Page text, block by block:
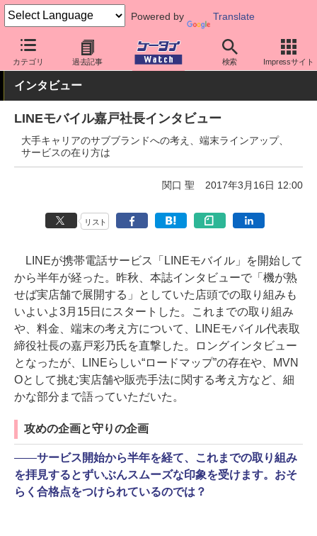
Powered by Translate
カテゴリ 過去記事 検索 Impressサイト
ケータイ Watch 格安スマホ/格安SIM 格安SIM/MVNO LINEモ
インタビュー
LINEモバイル嘉戸社長インタビュー
大手キャリアのサブブランドへの考え、端末ラインアップ、
サービスの在り方は
関口 聖 2017年3月16日 12:00
リスト
LINEが携帯電話サービス「LINEモバイル」を開始して
から半年が経った。昨秋、本誌インタビューで「機が熟
せば実店舗で展開する」としていた店頭での取り組みも
いよいよ3月15日にスタートした。これまでの取り組み
や、料金、端末の考え方について、LINEモバイル代表取
締役社長の嘉戸彩乃氏を直撃した。ロングインタビュー
となったが、LINEらしい“ロードマップ”の存在や、MVN
Oとして挑む実店舗や販売手法に関する考え方など、細
かな部分まで語っていただいた。
攻めの企画と守りの企画
――サービス開始から半年を経て、これまでの取り組み
を拝見するとずいぶんスムーズな印象を受けます。おそ
らく合格点をつけられているのでは？